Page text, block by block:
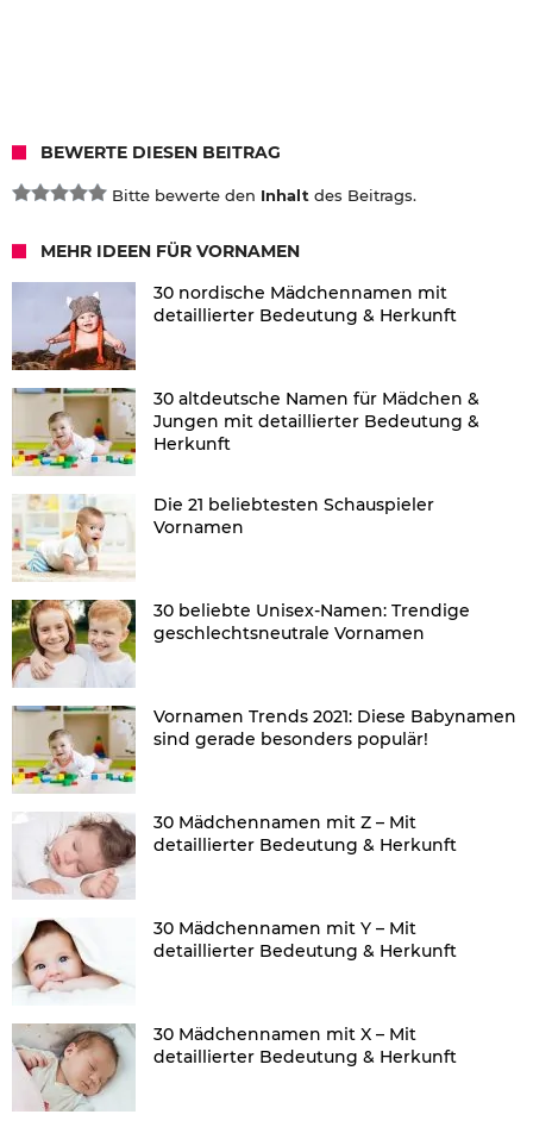
BEWERTE DIESEN BEITRAG
Bitte bewerte den Inhalt des Beitrags.
MEHR IDEEN FÜR VORNAMEN
30 nordische Mädchennamen mit
detaillierter Bedeutung & Herkunft
30 altdeutsche Namen für Mädchen &
Jungen mit detaillierter Bedeutung &
Herkunft
Die 21 beliebtesten Schauspieler
Vornamen
30 beliebte Unisex-Namen: Trendige
geschlechtsneutrale Vornamen
Vornamen Trends 2021: Diese Babynamen
sind gerade besonders populär!
30 Mädchennamen mit Z – Mit
detaillierter Bedeutung & Herkunft
30 Mädchennamen mit Y – Mit
detaillierter Bedeutung & Herkunft
30 Mädchennamen mit X – Mit
detaillierter Bedeutung & Herkunft